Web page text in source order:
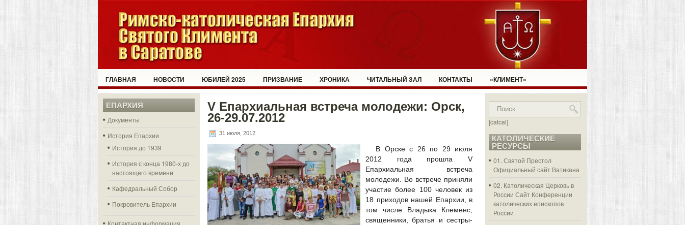
ГЛАВНАЯ НОВОСТИ ЮБИЛЕЙ 2025 ПРИЗВАНИЕ ХРОНИКА ЧИТАЛЬНЫЙ ЗАЛ КОНТАКТЫ «КЛИМЕНТ»
ЕПАРХИЯ
Документы
История Епархии
История до 1939
История с конца 1980-х до
настоящего времени
Кафедральный Собор
Покровитель Епархии
Контактная информация
V Епархиальная встреча молодежи: Орск,
26-29.07.2012
31 июля, 2012
В Орске с 26 по 29 июля
2012 года прошла V
Епархиальная встреча
молодежи. Во встрече приняли
участие более 100 человек из
18 приходов нашей Епархии, в
том числе Владыка Клеменс,
священники, братья и сестры-
[catcal]
КАТОЛИЧЕСКИЕ
РЕСУРСЫ
01. Святой Престол
Официальный сайт Ватикана
02. Католическая Церковь в
России Сайт Конференции
католических епископов
России